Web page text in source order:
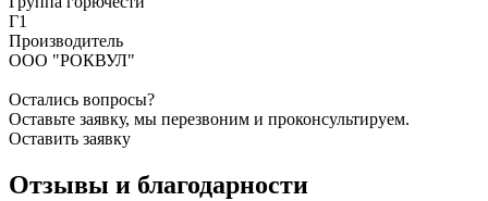
Г1
Производитель
ООО "РОКВУЛ"
Остались вопросы?
Оставьте заявку, мы перезвоним и проконсультируем.
Оставить заявку
Отзывы и благодарности